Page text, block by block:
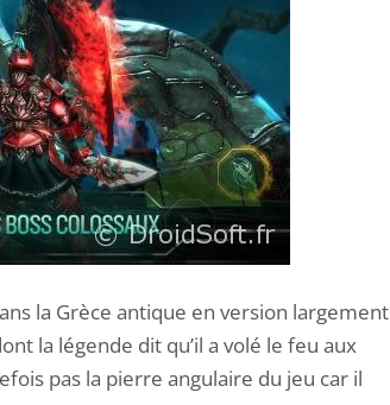
la Grèce antique en version largement
la légende dit qu’il a volé le feu aux
pas la pierre angulaire du jeu car il